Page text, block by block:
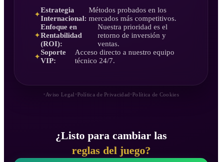
✦
Estrategia
Internacional:
Métodos probados en los
mercados más competitivos.
✦
Enfoque en
Rentabilidad
(ROI):
Nuestra prioridad es el
retorno de inversión y
ventas.
✦
Soporte
VIP:
Acceso directo a nuestro equipo
técnico 24/7.
•Aviso Legal •Política de Privacidad•Política de Cookies
¿Listo para cambiar las
reglas del juego?